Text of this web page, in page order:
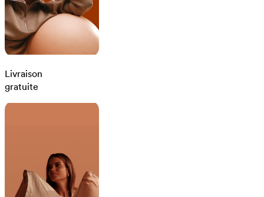
Livraison
gratuite